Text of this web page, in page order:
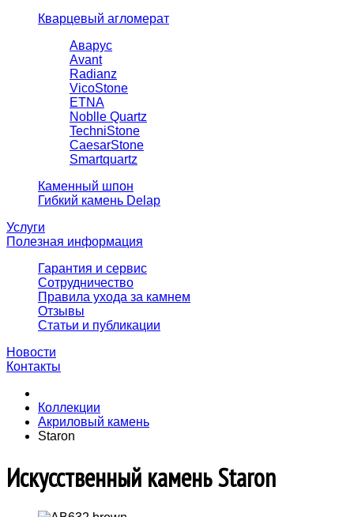
Кварцевый агломерат
Аварус
Avant
Radianz
VicoStone
ETNA
Noblle Quartz
TechniStone
CaesarStone
Smartquartz
Каменный шпон
Гибкий камень Delap
Услуги
Полезная информация
Гарантия и сервис
Сотрудничество
Правила ухода за камнем
Отзывы
Статьи и публикации
Новости
Контакты
Коллекции
Акриловый камень
Staron
Искусственный камень Staron